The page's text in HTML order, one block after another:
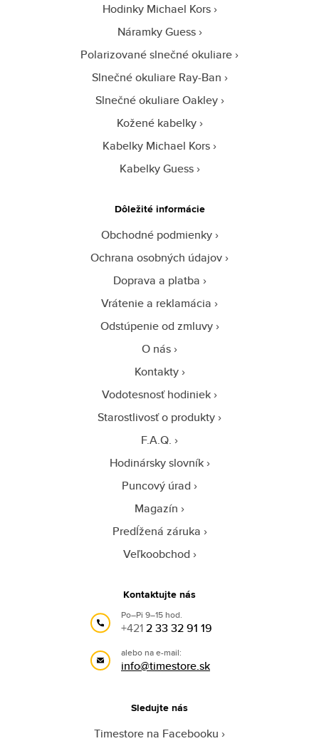
Hodinky Michael Kors
Náramky Guess
Polarizované slnečné okuliare
Slnečné okuliare Ray-Ban
Slnečné okuliare Oakley
Kožené kabelky
Kabelky Michael Kors
Kabelky Guess
Dôležité informácie
Obchodné podmienky
Ochrana osobných údajov
Doprava a platba
Vrátenie a reklamácia
Odstúpenie od zmluvy
O nás
Kontakty
Vodotesnosť hodiniek
Starostlivosť o produkty
F.A.Q.
Hodinársky slovník
Puncový úrad
Magazín
Predĺžená záruka
Veľkoobchod
Kontaktujte nás
Po–Pi 9–15 hod.
+4212 33 32 91 19
alebo na e-mail:
info@timestore.sk
Sledujte nás
Timestore na Facebooku